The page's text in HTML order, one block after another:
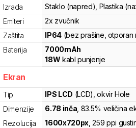
Izrada
Staklo (napred), Plastika
Emiteri
2x zvučnik
Zaštita
IP64 (bez prašine, otporan
Baterija
7000mAh
18W kabl punjenje
Ekran
Tip IPS LCD (LCD) , okvir Hole
Dimenzije
6.78 inča , 83.5% veličina
Rezolucija
1600x720px ,259 ppi